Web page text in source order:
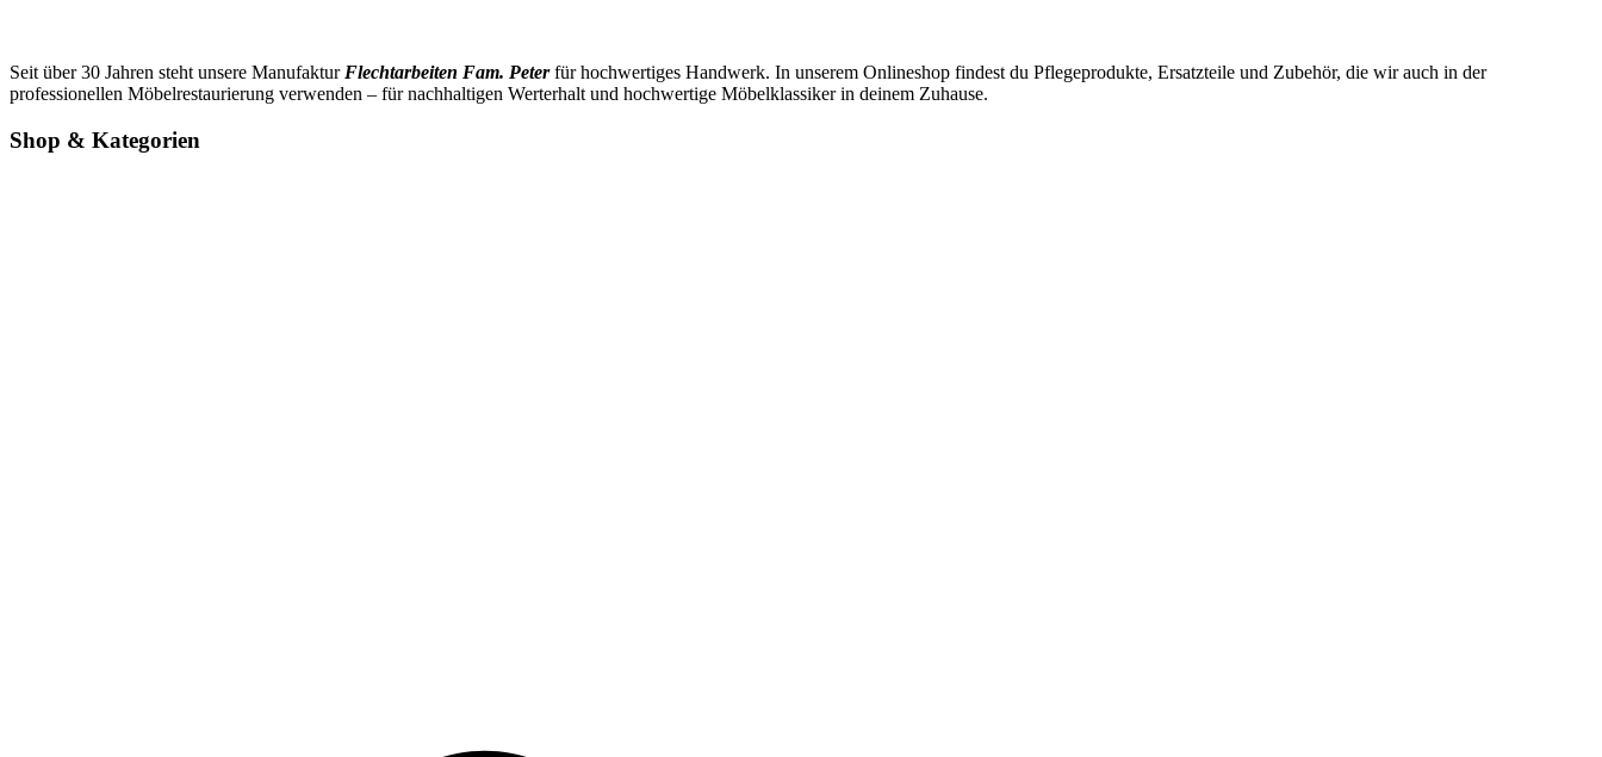
Seit über 30 Jahren steht unsere Manufaktur Flechtarbeiten Fam. Peterfür hochwertiges Handwerk. In unserem Onlineshop findest du Pflegeprodukte, Ersatzteile und Zubehör, die wir auch in der
professionellen Möbelrestaurierung verwenden – für nachhaltigen Werterhalt und hochwertige Möbelklassiker in deinem Zuhause.
Shop & Kategorien